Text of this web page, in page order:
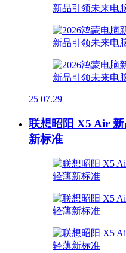
25 07.29
联想昭阳 X5 Air
新标准